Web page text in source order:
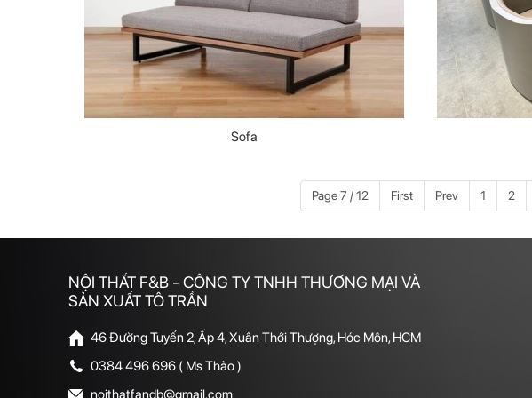
Sofa
Page 7 / 12 First Prev 1 2
NỘI THẤT F&B - CÔNG TY TNHH THƯƠNG MẠI VÀ
SẢN XUẤT TÔ TRẦN
46 Đường Tuyến 2, Ấp 4, Xuân Thới Thượng, Hóc Môn, HCM
0384 496 696 ( Ms Thảo )
noithatfandb@gmail.com